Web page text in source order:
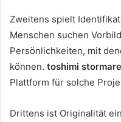
Zweitens spielt
Menschen suchen
Persönlichkeiten, mit
können. toshimi stormare
Plattform für solche
Drittens ist Originalität